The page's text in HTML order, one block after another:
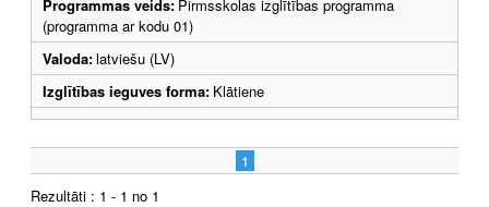
Programmas veids: Pirmsskolas izglītības programma
(programma ar kodu 01)
Valoda:latviešu (LV)
Izglītības ieguves forma: Klātiene
1
Rezultāti : 1 - 1 no 1